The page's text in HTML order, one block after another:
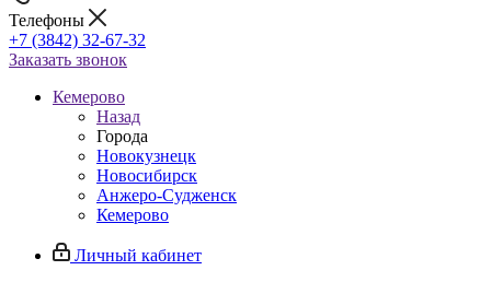
Телефоны
+7 (3842) 32-67-32
Заказать звонок
Кемерово
Назад
Города
Новокузнецк
Новосибирск
Анжеро-Судженск
Кемерово
Личный кабинет